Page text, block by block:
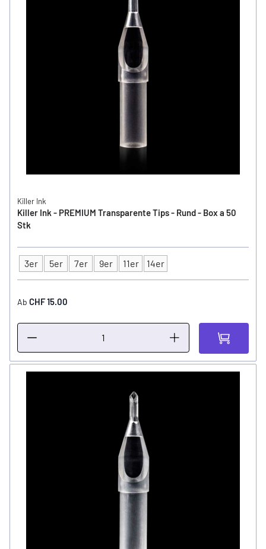
Killer Ink
Killer Ink - PREMIUM Transparente Tips - Rund - Box a 50
Stk
Tip Grösse
3er 5er 7er 9er 11er 14er
Ab CHF 15.00